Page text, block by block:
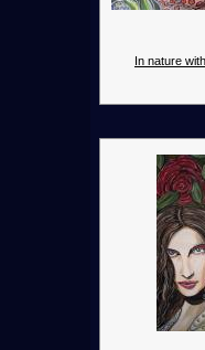
In nature